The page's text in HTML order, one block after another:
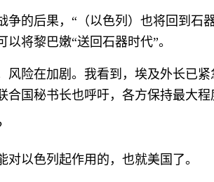
争的后果，“（以色列）也将回到石
以将黎巴嫩“送回石器时代”。
风险在加剧。我看到，埃及外长已
合国秘书长也呼吁，各方保持最大程
对以色列起作用的，也就美国了。